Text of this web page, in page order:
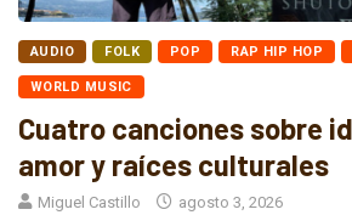
AUDIO FOLK POP RAP HIP HOP
WORLD MUSIC
Cuatro canciones sobre
amor y raíces culturales
Miguel Castillo agosto 3, 2026